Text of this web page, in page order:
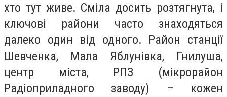
хто тут живе. Сміла досить розтягнута, і
ключові райони часто знаходяться
далеко один від одного. Район станції
Шевченка, Мала Яблунівка, Гнилуша,
центр міста, РПЗ (мікрорайон
Радіоприладного заводу) – кожен